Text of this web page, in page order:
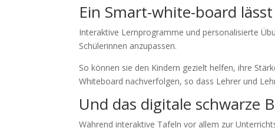
Ein Smart-white-board
Interaktive Lernprogramme und personalisierte
Schülerinnen anzupassen.
So können sie den Kindern gezielt helfen, ihre
Whiteboard nachverfolgen, so dass Lehrer und
Und das digitale schwarze
Während interaktive Tafeln vor allem zur